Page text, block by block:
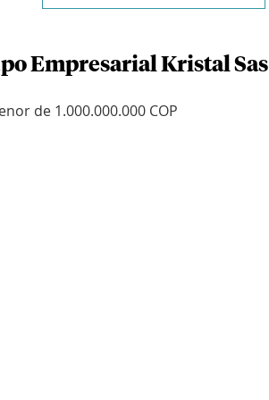
Empresarial Kristal Sas
de 1.000.000.000 COP